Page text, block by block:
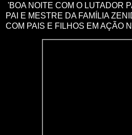
'BOA NOITE COM O LUTADOR
PAI E MESTRE DA FAMÍLIA
COM PAIS E FILHOS EM AÇÃO